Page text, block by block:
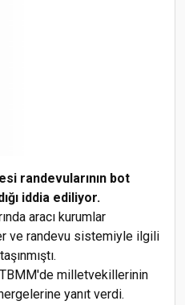
randevularının bot
iddia ediliyor.
aracı kurumlar
ve randevu sistemiyle ilgili
milletvekillerinin
yanıt verdi.